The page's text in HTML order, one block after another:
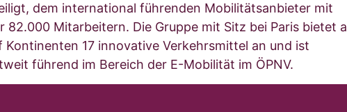
dem international führenden Mobilitätsanbieter mit
82.000 Mitarbeitern. Die Gruppe mit Sitz bei Paris bietet
Kontinenten 17 innovative Verkehrsmittel an und ist
führend im Bereich der E-Mobilität im ÖPNV.